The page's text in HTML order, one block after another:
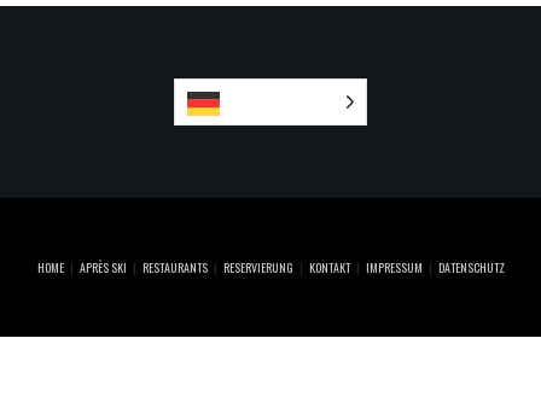
HOME APRÈS SKI RESTAURANTS RESERVIERUNG KONTAKT IMPRESSUM DATENSCHUTZ